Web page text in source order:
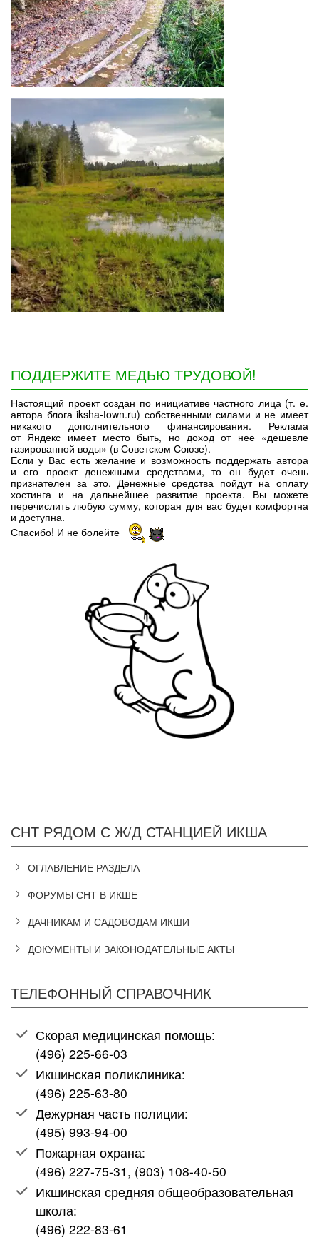
ПОДДЕРЖИТЕ МЕДЬЮ ТРУДОВОЙ!
Настоящий проект создан по инициативе частного лица (т. е.
автора блога iksha-town.ru) собственными силами и не имеет
никакого дополнительного финансирования. Реклама
от Яндекс имеет место быть, но доход от нее «дешевле
газированной воды» (в Советском Союзе).
Если у Вас есть желание и возможность поддержать автора
и его проект денежными средствами, то он будет очень
признателен за это. Денежные средства пойдут на оплату
хостинга и на дальнейшее развитие проекта. Вы можете
перечислить любую сумму, которая для вас будет комфортна
и доступна.
Спасибо! И не болейте
СНТ РЯДОМ С Ж/Д СТАНЦИЕЙ ИКША
ОГЛАВЛЕНИЕ РАЗДЕЛА
ФОРУМЫ СНТ В ИКШЕ
ДАЧНИКАМ И САДОВОДАМ ИКШИ
ДОКУМЕНТЫ И ЗАКОНОДАТЕЛЬНЫЕ АКТЫ
ТЕЛЕФОННЫЙ СПРАВОЧНИК
Скорая медицинская помощь:
(496) 225-66-03
Икшинская поликлиника:
(496) 225-63-80
Дежурная часть полиции:
(495) 993-94-00
Пожарная охрана:
(496) 227-75-31, (903) 108-40-50
Икшинская средняя общеобразовательная
школа:
(496) 222-83-61